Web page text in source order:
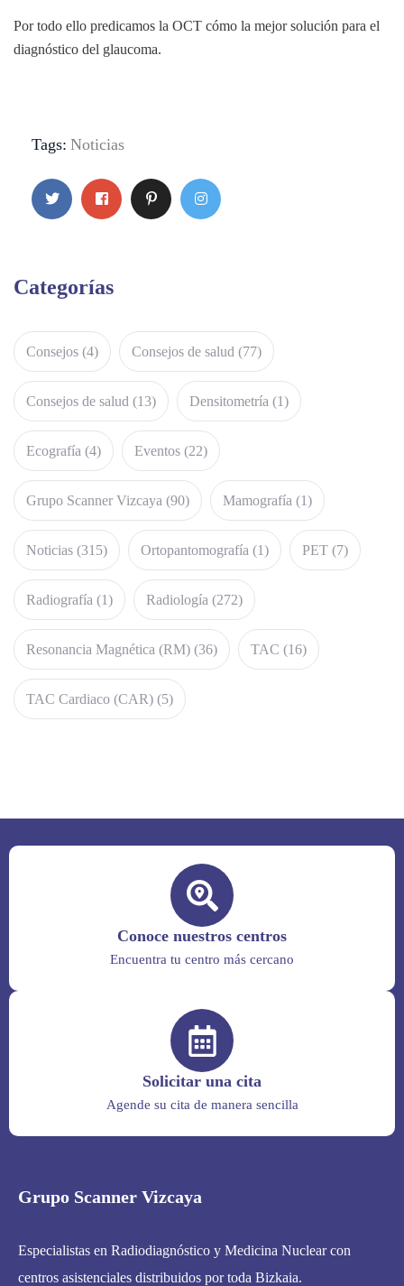
Por todo ello predicamos la OCT cómo la mejor solución para el
diagnóstico del glaucoma.
Tags: Noticias
Categorías
Consejos (4) Consejos de salud (77)
Consejos de salud (13) Densitometría (1)
Ecografía (4) Eventos (22)
Grupo Scanner Vizcaya (90) Mamografía (1)
Noticias (315) Ortopantomografía (1) PET (7)
Radiografía (1) Radiología (272)
Resonancia Magnética (RM) (36) TAC (16)
TAC Cardiaco (CAR) (5)
Conoce nuestros centros
Encuentra tu centro más cercano
Solicitar una cita
Agende su cita de manera sencilla
Grupo Scanner Vizcaya
Especialistas en Radiodiagnóstico y Medicina Nuclear con
centros asistenciales distribuidos por toda Bizkaia.